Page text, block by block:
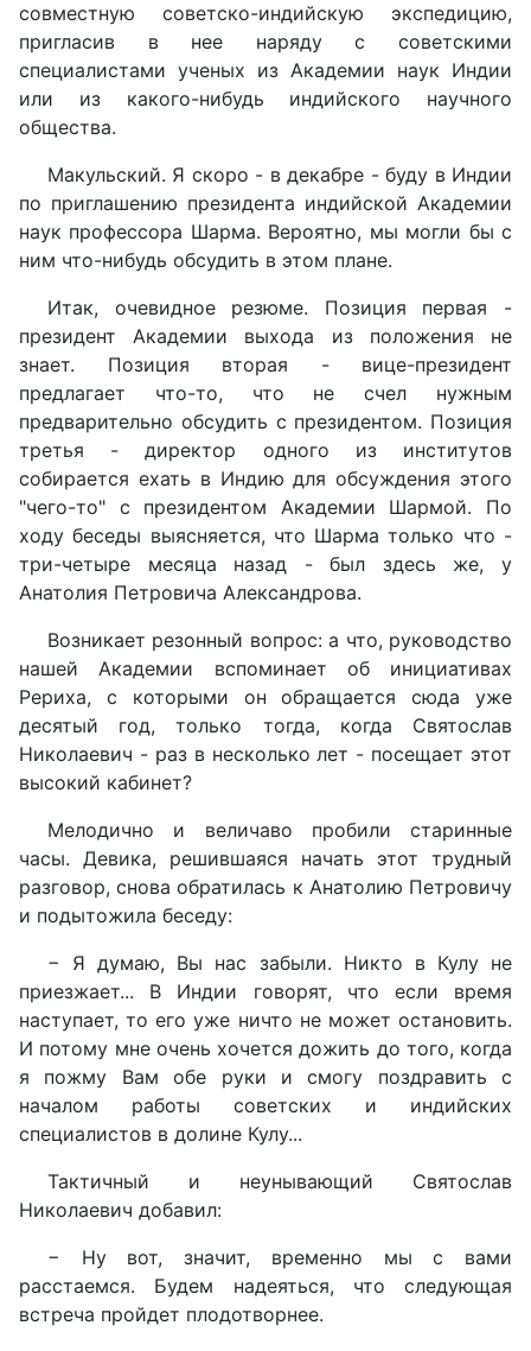
совместную советско-индийскую экспедицию,
пригласив в нее наряду с советскими
специалистами ученых из Академии наук Индии
или из какого-нибудь индийского научного
общества.
Макульский. Я скоро - в декабре - буду в Индии
по приглашению президента индийской Академии
наук профессора Шарма. Вероятно, мы могли бы с
ним что-нибудь обсудить в этом плане.
Итак, очевидное резюме. Позиция первая -
президент Академии выхода из положения не
знает. Позиция вторая - вице-президент
предлагает что-то, что не счел нужным
предварительно обсудить с президентом. Позиция
третья - директор одного из институтов
собирается ехать в Индию для обсуждения этого
"чего-то" с президентом Академии Шармой. По
ходу беседы выясняется, что Шарма только что -
три-четыре месяца назад - был здесь же, у
Анатолия Петровича Александрова.
Возникает резонный вопрос: а что, руководство
нашей Академии вспоминает об инициативах
Рериха, с которыми он обращается сюда уже
десятый год, только тогда, когда Святослав
Николаевич - раз в несколько лет - посещает этот
высокий кабинет?
Мелодично и величаво пробили старинные
часы. Девика, решившаяся начать этот трудный
разговор, снова обратилась к Анатолию Петровичу
и подытожила беседу:
− Я думаю, Вы нас забыли. Никто в Кулу не
приезжает... В Индии говорят, что если время
наступает, то его уже ничто не может остановить.
И потому мне очень хочется дожить до того, когда
я пожму Вам обе руки и смогу поздравить с
началом работы советских и индийских
специалистов в долине Кулу...
Тактичный и неунывающий Святослав
Николаевич добавил:
− Ну вот, значит, временно мы с вами
расстаемся. Будем надеяться, что следующая
встреча пройдет плодотворнее.